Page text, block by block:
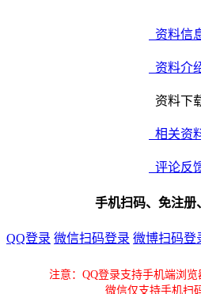
资料信
资料介
资料下
相关资
评论反
手机扫码、免注册
QQ登录 微信扫码登录 微博扫码登
注意：QQ登录支持手机端浏
微信仅支持手机扫